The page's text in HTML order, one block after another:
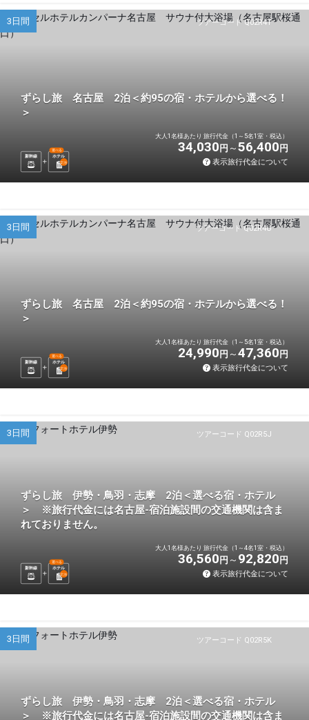
ツアーコード Q02R4T
3日間
ずらし旅 名古屋 2泊＜約95の宿・ホテルから選べる！
＞
新幹線 ホテル
選べる
2泊
大人1名様あたり 旅行代金（1～5名1室・税込）
34,030 円 56,400 円
表示旅行代金について
ツアーコード Q02R4U
3日間
ずらし旅 名古屋 2泊＜約95の宿・ホテルから選べる！
＞
新幹線 ホテル
選べる
2泊
大人1名様あたり 旅行代金（1～5名1室・税込）
24,990 円 47,360 円
表示旅行代金について
ツアーコード Q02R5J
3日間
ずらし旅 伊勢・鳥羽・志摩 2泊＜選べる宿・ホテル
＞ ※旅行代金には名古屋-宿泊施設間の交通機関は含ま
れておりません。
新幹線 ホテル
選べる
2泊
大人1名様あたり 旅行代金（1～4名1室・税込）
36,560 円 92,820 円
表示旅行代金について
ツアーコード Q02R5K
3日間
ずらし旅 伊勢・鳥羽・志摩 2泊＜選べる宿・ホテル
＞ ※旅行代金には名古屋-宿泊施設間の交通機関は含ま